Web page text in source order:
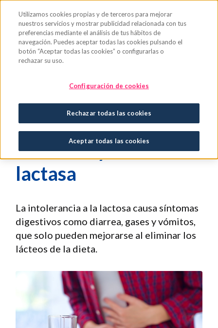
Intolerancia a la
lactosa: claves para
entender los
síntomas y el uso de
lactasa
La intolerancia a la lactosa causa síntomas
digestivos como diarrea, gases y vómitos,
que solo pueden mejorarse al eliminar los
lácteos de la dieta.
Utilizamos cookies propias y de terceros para mejorar
nuestros servicios y mostrar publicidad relacionada con tus
preferencias mediante el análisis de tus hábitos de
navegación. Puedes aceptar todas las cookies pulsando el
botón “Aceptar todas las cookies” o configurarlas o
rechazar su uso.
Configuración de cookies
Rechazar todas las cookies
Aceptar todas las cookies